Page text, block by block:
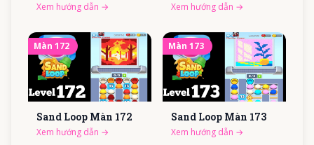
Xem hướng dẫn → Xem hướng dẫn →
Màn 172
Sand Loop Màn 172
Xem hướng dẫn →
Màn 173
Sand Loop Màn 173
Xem hướng dẫn →